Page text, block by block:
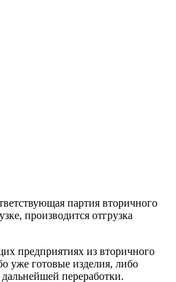
партия вторичного
производится отгрузка
предприятиях из вторичного
уже готовые изделия, либо
переработки.